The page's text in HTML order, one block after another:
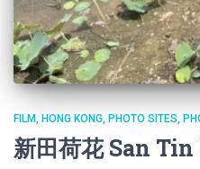
FILM HONG KONG PHOTO SITES
新田荷花 San